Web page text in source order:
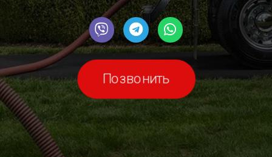
Позвонить